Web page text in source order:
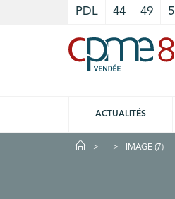
PDL 44 49
ACTUALITÉS
IMAGE (7)
Cookies management panel